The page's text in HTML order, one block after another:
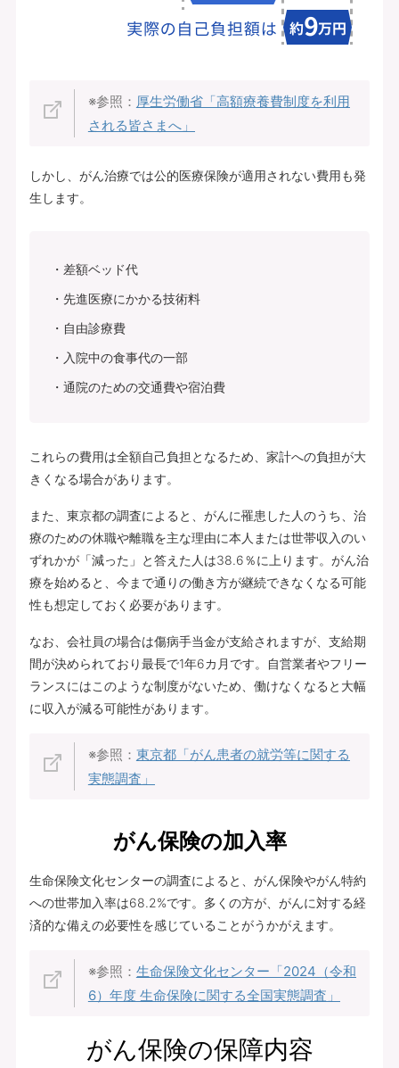
※参照： 厚生労働省「高額療養費制度を利用
される皆さまへ」
しかし、がん治療では公的医療保険が適用されない費用も発
生します。
差額ベッド代
先進医療にかかる技術料
自由診療費
入院中の食事代の一部
通院のための交通費や宿泊費
これらの費用は全額自己負担となるため、家計への負担が大
きくなる場合があります。
また、東京都の調査によると、がんに罹患した人のうち、治
療のための休職や離職を主な理由に本人または世帯収入のい
ずれかが「減った」と答えた人は38.6％に上ります。がん治
療を始めると、今まで通りの働き方が継続できなくなる可能
性も想定しておく必要があります。
なお、会社員の場合は傷病手当金が支給されますが、支給期
間が決められており最長で1年6カ月です。自営業者やフリー
ランスにはこのような制度がないため、働けなくなると大幅
に収入が減る可能性があります。
※参照： 東京都「がん患者の就労等に関する
実態調査」
がん保険の加入率
生命保険文化センターの調査によると、がん保険やがん特約
への世帯加入率は68.2%です。多くの方が、がんに対する経
済的な備えの必要性を感じていることがうかがえます。
※参照： 生命保険文化センター「2024（令和
6）年度 生命保険に関する全国実態調査」
がん保険の保障内容